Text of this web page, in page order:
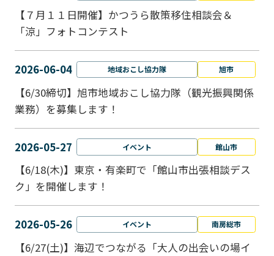
【７月１１日開催】かつうら散策移住相談会＆
「涼」フォトコンテスト
2026-06-04 地域おこし協力隊 旭市
【6/30締切】旭市地域おこし協力隊（観光振興関係
業務）を募集します！
2026-05-27 イベント 館山市
【6/18(木)】東京・有楽町で「館山市出張相談デス
ク」を開催します！
2026-05-26 イベント 南房総市
【6/27(土)】海辺でつながる「大人の出会いの場イ